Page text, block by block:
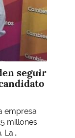
seguir
empresa
millones